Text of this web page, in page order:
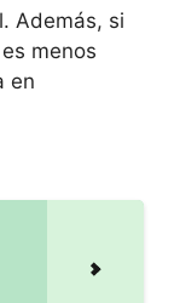
Además, si
menos
en